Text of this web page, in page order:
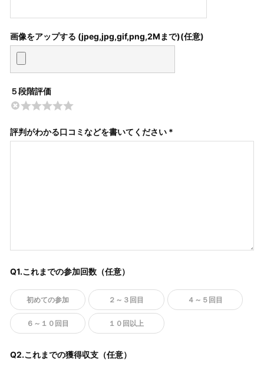
画像をアップする (jpeg,jpg,gif,png,2Mまで)
５段階評価
評判がわかる口コミなどを書いてください *
Q1.これまでの参加回数（任意）
初めての参加 ２～３回目 ４～５回目
６～１０回目 １０回以上
Q2.これまでの獲得収支（任意）